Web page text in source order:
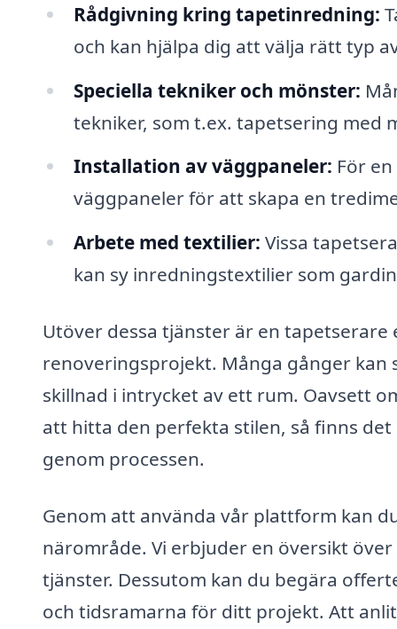
Rådgivning kring tapetinredning:
och kan hjälpa dig att välja rätt typ
Speciella tekniker och mönster:
tekniker, som t.ex. tapetsering med
Installation av väggpaneler: För
väggpaneler för att skapa en
Arbete med textilier: Vissa
kan sy inredningstextilier som
Utöver dessa tjänster är en
renoveringsprojekt. Många gånger
skillnad i intrycket av ett rum. Oavsett
att hitta den perfekta stilen, så finns
genom processen.
Genom att använda vår plattform kan
närområde. Vi erbjuder en översikt
tjänster. Dessutom kan du begära
och tidsramarna för ditt projekt. Att